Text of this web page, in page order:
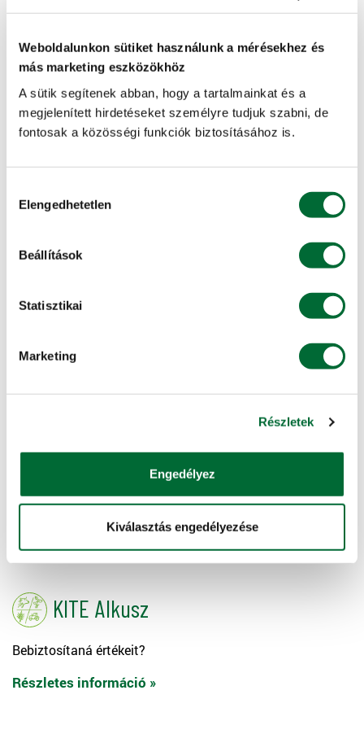
Weboldalunkon sütiket használunk a mérésekhez és
más marketing eszközökhöz
A sütik segítenek abban, hogy a tartalmainkat és a
megjelenített hirdetéseket személyre tudjuk szabni, de
fontosak a közösségi funkciók biztosításához is.
kiválasztása
Elengedhetetlen
Beállítások
Statisztikai
Marketing
Részletek
Engedélyez
Kiválasztás engedélyezése
16
Kéntartalom (SO3) (%)
5
Mikroelemek
25, 2
Halasztott fizetés
Részletes információ »
KITE Alkusz
Bebiztosítaná értékeit?
Részletes információ »